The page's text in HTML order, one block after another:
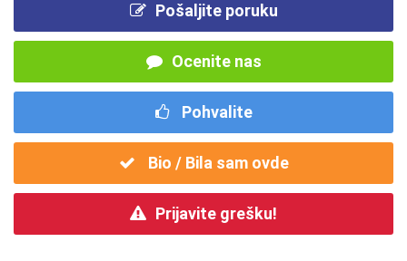
Pošaljite poruku
Ocenite nas
Pohvalite
Bio / Bila sam ovde
Prijavite grešku!